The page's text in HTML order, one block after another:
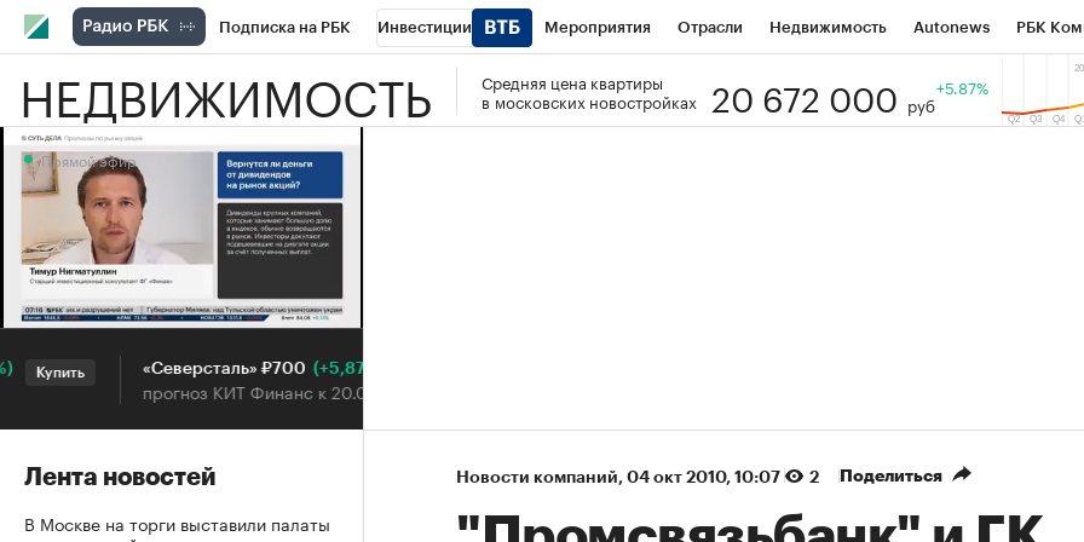
Подписка на РБК Инвестиции Мероприятия Отрасли Недвижимость Autonews РБК
РБК Вино Спорт Школа управления РБК РБК Образование Тренды
Кредитные рейтинги
Проверка контрагентов
НЕДВИЖИМОСТЬ
Средняя цена квартиры
в московских новостройках
20 672 000 руб
+5.87%
Новости компаний⁠, 04 окт 2010, 10:07 2 Поделиться
Прямой эфир
Купить «Северсталь» ₽700 (+5,87%)
прогноз КИТ Финанс к 20.07.27
Лента новостей
В Москве на торги выставили палаты